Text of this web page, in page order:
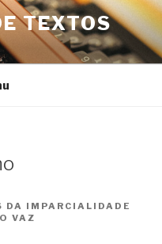
TEXTOS
DA IMPARCIALIDADE
VAZ